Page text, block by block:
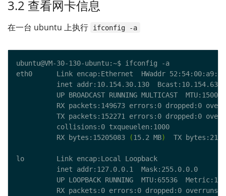
3.2 查看网卡信息
在一台 ubuntu 上执行 ifconfig -a
          RX bytes:15205083
(15.2 MB)
TX